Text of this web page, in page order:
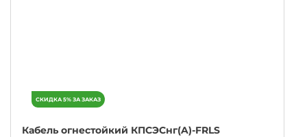
Кабель огнестойкий КПСЭСнг(A)-FRLS